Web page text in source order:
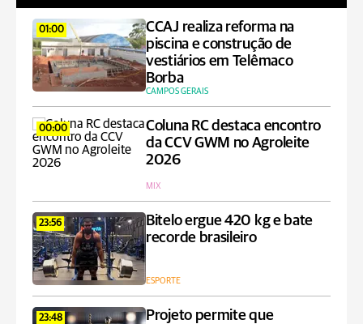
01:00
CCAJ realiza reforma na
piscina e construção de
vestiários em Telêmaco
Borba
CAMPOS GERAIS
00:00
Coluna RC destaca encontro
da CCV GWM no Agroleite
2026
MIX
23:56
Bitelo ergue 420 kg e bate
recorde brasileiro
ESPORTE
23:48
Projeto permite que